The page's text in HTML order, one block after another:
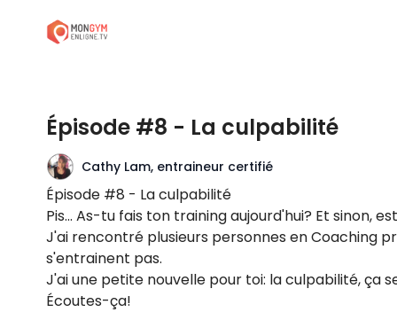
Épisode #8 - La culpabilité
Cathy Lam, entraineur certifié
Épisode #8 - La culpabilité
Pis... As-tu fais ton training aujourd'hui? Et sinon,
J'ai rencontré plusieurs personnes en Coaching
s'entrainent pas.
J'ai une petite nouvelle pour toi: la culpabilité, ça
Écoutes-ça!